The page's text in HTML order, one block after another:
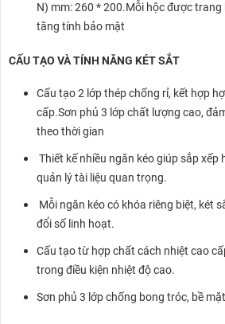
N) mm: 260 * 200.Mỗi hộc được trang
tăng tính bảo mật
CẤU TẠO VÀ TÍNH NĂNG KÉT SẮT
Cấu tạo 2 lớp thép chống rỉ, kết hợp
cấp.Sơn phủ 3 lớp chất lượng cao,
theo thời gian
Thiết kế nhiều ngăn kéo giúp sắp xếp
quản lý tài liệu quan trọng.
Mỗi ngăn kéo có khóa riêng biệt, két
đổi số linh hoạt.
Cấu tạo từ hợp chất cách nhiệt cao
trong điều kiện nhiệt độ cao.
Sơn phủ 3 lớp chống bong tróc, bề